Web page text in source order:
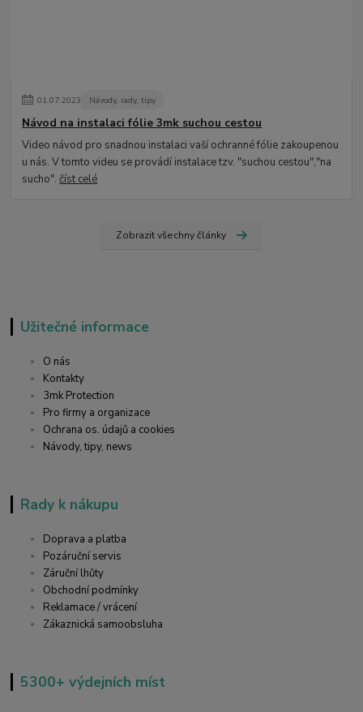
01.07.2023 Návody, rady, tipy
Návod na instalaci fólie 3mk suchou cestou
Video návod pro snadnou instalaci vaší ochranné fólie zakoupenou
u nás. V tomto videu se provádí instalace tzv. "suchou cestou","na
sucho".číst celé
Zobrazit všechny články
Užitečné informace
O nás
Kontakty
3mk Protection
Pro firmy a organizace
Ochrana os. údajů a cookies
Návody, tipy, news
Rady k nákupu
Doprava a platba
Pozáruční servis
Záruční lhůty
Obchodní podmínky
Reklamace / vrácení
Zákaznická samoobsluha
5300+ výdejních míst